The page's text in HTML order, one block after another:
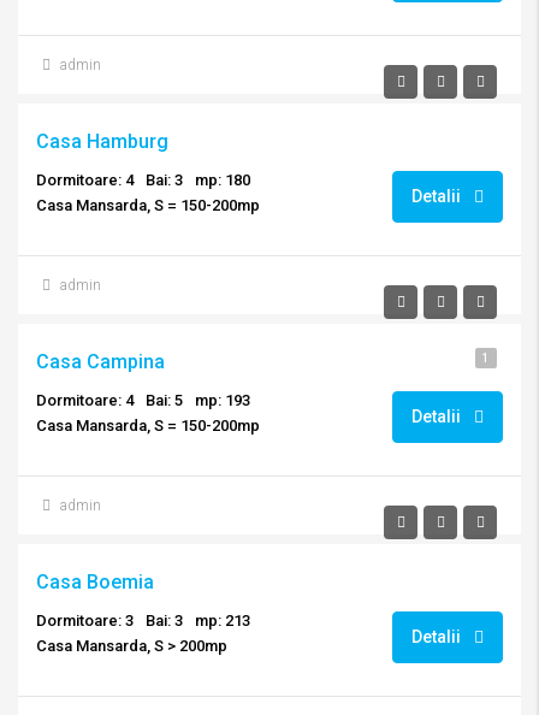
admin
Casa Hamburg
Dormitoare: 4 Bai: 3
mp: 180
Casa Mansarda, S = 150-200mp
Detalii
admin
1
Casa Campina
Dormitoare: 4 Bai: 5
mp: 193
Casa Mansarda, S = 150-200mp
Detalii
admin
Casa Boemia
Dormitoare: 3 Bai: 3
mp: 213
Casa Mansarda, S > 200mp
Detalii